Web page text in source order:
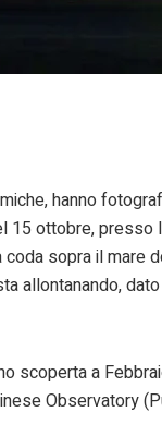
hanno
ottobre, presso
sopra il mare
allontanando,
scoperta a
Observatory